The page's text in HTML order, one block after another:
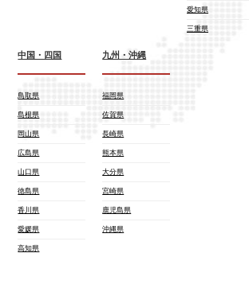
愛知県
三重県
中国・四国
鳥取県
島根県
岡山県
広島県
山口県
徳島県
香川県
愛媛県
高知県
九州・沖縄
福岡県
佐賀県
長崎県
熊本県
大分県
宮崎県
鹿児島県
沖縄県